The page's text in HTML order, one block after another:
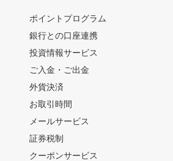
ポイントプログラム
銀行との口座連携
投資情報サービス
ご入金・ご出金
外貨決済
お取引時間
メールサービス
証券税制
クーポンサービス